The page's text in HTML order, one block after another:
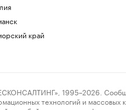
край
1995–2026.
технологий и